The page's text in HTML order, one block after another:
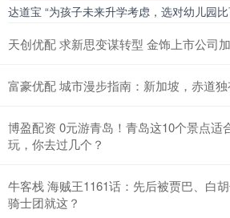
达道宝 “为孩子未来升学考虑，选对幼儿园
天创优配 求新思变谋转型 金饰上市公司
富豪优配 城市漫步指南：新加坡，赤道
博盈配资 0元游青岛！青岛这10个景点适
玩，你去过几个？
牛客栈 海贼王1161话：先后被贾巴、白
骑士团就这？